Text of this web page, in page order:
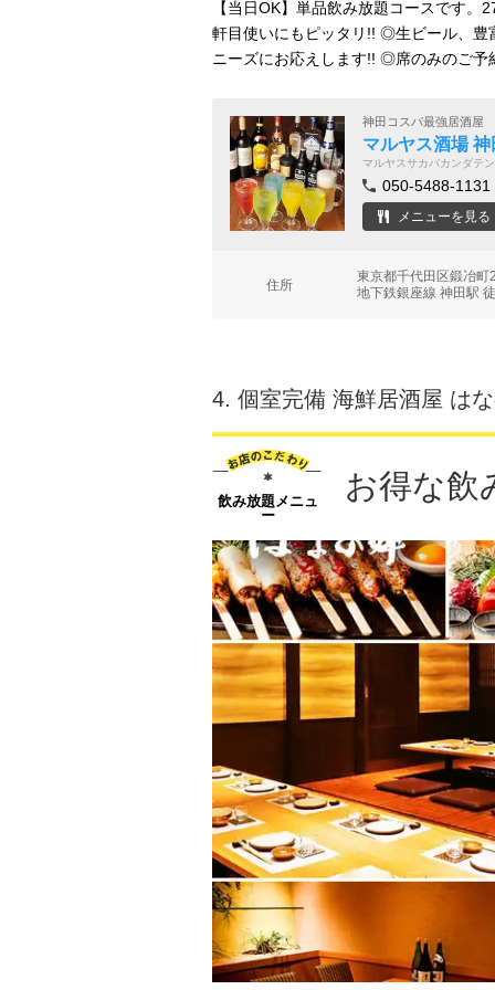
【当日OK】単品飲み放題コースです
軒目使いにもピッタリ!! ◎生ビール、豊
ニーズにお応えします!! ◎席のみのご予
神田コスパ最強居酒屋
マルヤス酒場 神
マルヤスサカバカンダテン
050-5488-1131
メニューを見る
住所
東京都千代田区鍛冶
地下鉄銀座線 神田駅
4. 個室完備 海鮮居酒屋 は
飲み放題メニュ
ー
お得な飲